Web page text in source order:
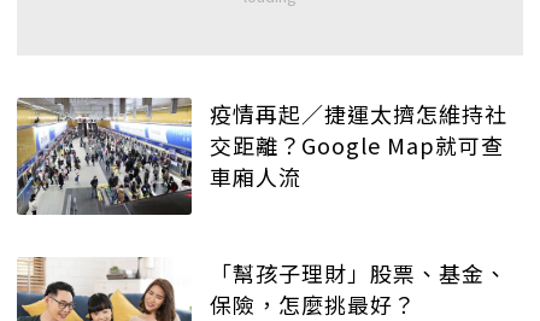
疫情再起／捷運太擠怎維持社
交距離？Google Map就可查
車廂人流
「幫孩子理財」股票、基金、
保險，怎麼挑最好？